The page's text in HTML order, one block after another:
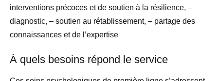
interventions précoces et de soutien à la résilience, –
diagnostic, – soutien au rétablissement, – partage des
connaissances et de l’expertise
À quels besoins répond le service